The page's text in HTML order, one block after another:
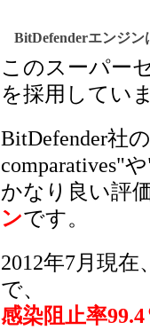
BitDefenderエンジン
このスーパー
を採用してい
BitDefender社
comparatives"
かなり良い評
ンです。
2012年7月現在
で、
感染阻止率99.4